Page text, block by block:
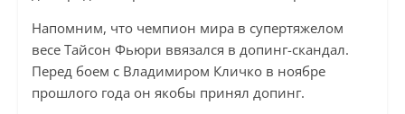
Напомним, что чемпион мира в супертяжелом
весе Тайсон Фьюри ввязался в допинг-скандал.
Перед боем с Владимиром Кличко в ноябре
прошлого года он якобы принял допинг.